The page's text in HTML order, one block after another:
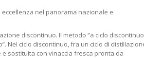
nel panorama nazionale e
discontinuo. Il metodo “a ciclo
Nel ciclo discontinuo, fra un ciclo di
sostituita con vinaccia fresca pronta da